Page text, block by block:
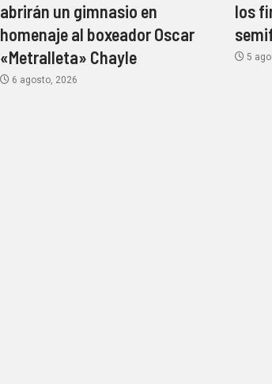
abrirán un gimnasio en
homenaje al boxeador Oscar
«Metralleta» Chayle
6 agosto, 2026
los
5